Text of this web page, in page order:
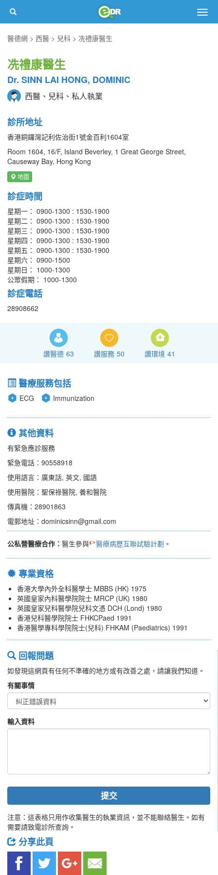
醫德網
西醫 兒科 冼禮康醫生
冼禮康醫生
Dr. SINN LAI HONG, DOMINIC
西醫、兒科、私人執業
診所地址
香港銅鑼灣記利佐治街1號金百利1604室
Room 1604, 16/F, Island Beverley, 1 Great George Street,
Causeway Bay, Hong Kong
地圖
診症時間
星期一： 0900-1300 : 1530-1900
星期二： 0900-1300 : 1530-1900
星期三： 0900-1300 : 1530-1900
星期四： 0900-1300 : 1530-1900
星期五： 0900-1300 : 1530-1900
星期六： 0900-1500
星期日： 1000-1300
公眾假期： 1000-1300
診症電話
28908662
讚醫德 63 讚服務 50 讚環境 41
醫療服務包括
ECG Immunization
其他資料
有緊急應診服務
緊急電話：90558918
使用語言：廣東話, 英文, 國語
使用醫院：聖保祿醫院, 養和醫院
傳真機：28901863
電郵地址：dominicsinn@gmail.com
公私營醫療合作： 醫生參與 醫療病歷互聯試驗計劃 。
專業資格
香港大學內外全科醫學士 MBBS (HK) 1975
英國皇家內科醫學院院士 MRCP (UK) 1980
英國皇家兒科醫學院兒科文憑 DCH (Lond) 1980
香港兒科醫學院院士 FHKCPaed 1991
香港醫學專科學院院士(兒科) FHKAM (Paediatrics) 1991
回報問題
如發現這網頁有任何不準確的地方或有改善之處，請讓我們知道。
有關事情
輸入資料
提交
注意：這表格只用作收集醫生的執業資訊，並不能聯絡醫生。如有
需要請致電診所查詢。
分享此頁